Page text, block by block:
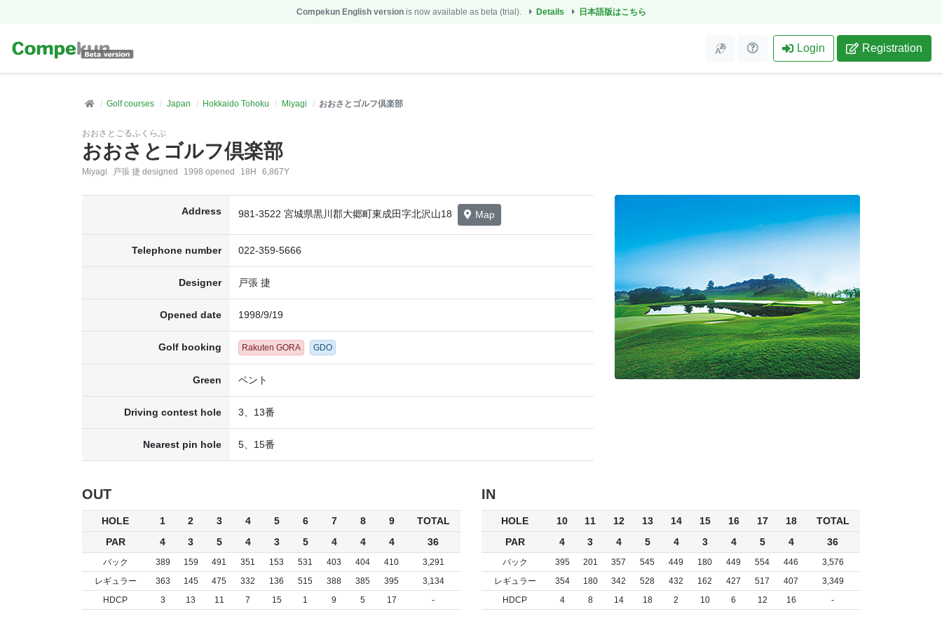
Compekun English versionis now available as beta (trial). Details 日本語版はこちら
Login Registration
Golf courses Japan Hokkaido Tohoku Miyagi おおさとゴルフ倶楽部
おおさとごるふくらぶ
おおさとゴルフ倶楽部
Miyagi 戸張 捷 designed 1998 opened 18H 6,867Y
Address 981-3522 宮城県黒川郡大郷町東成田字北沢山18 Map
Telephone number 022-359-5666
Designer 戸張 捷
Opened date 1998/9/19
Golf booking Rakuten GORA GDO
Green ベント
Driving contest hole 3、13番
Nearest pin hole 5、15番
OUT
HOLE 1 2 3 4 5 6 7 8 9
TOTAL
PAR
4 3 5 4 3 5 4 4 4 36
バック 389 159 491 351 153 531 403 404 410
3,291
レギュラー
363 145 475 332 136 515 388 385 395
3,134
HDCP
3 13 11 7 15 1 9 5 17 -
IN
HOLE 10 11 12 13 14 15 16 17 18
TOTAL
PAR
4 3 4 5 4 3 4 5 4 36
バック 395 201 357 545 449 180 449 554 446
3,576
レギュラー
354 180 342 528 432 162 427 517 407
3,349
HDCP
4 8 14 18 2 10 6 12 16 -